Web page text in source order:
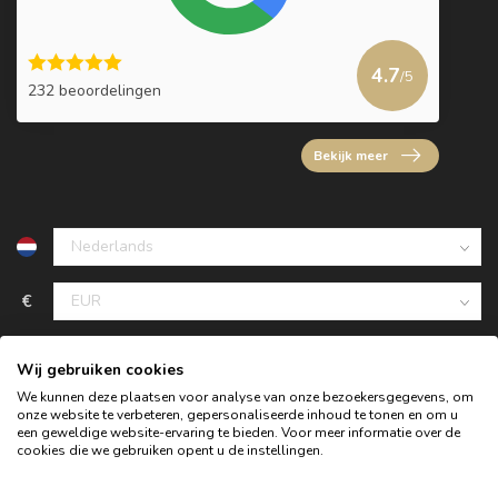
232 beoordelingen
4.7/5
Bekijk meer
€
Wij gebruiken cookies
We kunnen deze plaatsen voor analyse van onze bezoekersgegevens, om
onze website te verbeteren, gepersonaliseerde inhoud te tonen en om u
een geweldige website-ervaring te bieden. Voor meer informatie over de
cookies die we gebruiken opent u de instellingen.